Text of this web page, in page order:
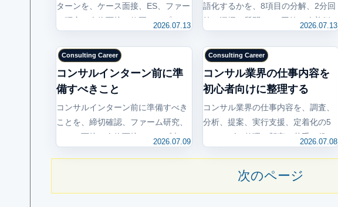
ターンを、ケース面接、ES、ファー
ム研究、人物面接、修正ループの5
日間で直す手順も整理します。
2026.07.13
語化するかを、8項目の分解、2分回
答、深掘り質問、NG回答と改善例、
2026.07.13
Consulting Career
コンサルインターン前に準
備すべきこと
コンサルインターン前に準備すべき
ことを、締切確認、ファーム研究、
ケース面接、人物面接、ジョブ当
2026.07.09
Consulting Career
コンサル業界の仕事内容を
初心者向けに整理する
コンサル業界の仕事内容を、調査、
分析、提案、実行支援、定着化の5
フェーズで整理。新卒・若手の役
2026.07.08
次のページ